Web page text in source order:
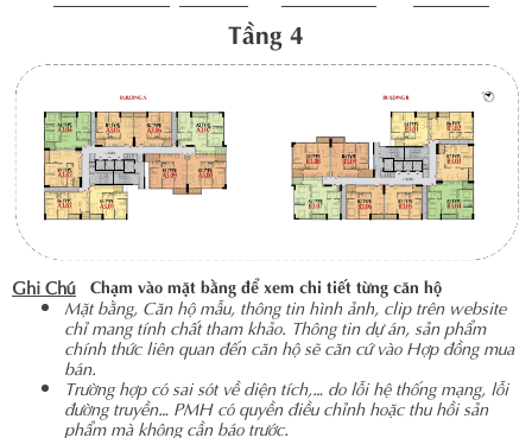
Tầng 4
Chạm vào mặt bằng để xem chi tiết từng căn hộ
Ghi Chú
Mặt bằng, Căn hộ mẫu, thông tin hình ảnh, clip trên website
chỉ mang tính chất tham khảo. Thông tin dự án, sản phẩm
chính thức liên quan đến căn hộ sẽ căn cứ vào Hợp đồng mua
bán.
Trường hợp có sai sót về diện tích,… do lỗi hệ thống mạng, lỗi
đường truyền… PMH có quyền điều chỉnh hoặc thu hồi sản
phẩm mà không cần báo trước.